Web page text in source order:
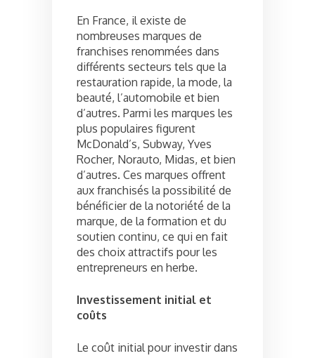
En France, il existe de
nombreuses marques de
franchises renommées dans
différents secteurs tels que la
restauration rapide, la mode, la
beauté, l’automobile et bien
d’autres. Parmi les marques les
plus populaires figurent
McDonald’s, Subway, Yves
Rocher, Norauto, Midas, et bien
d’autres. Ces marques offrent
aux franchisés la possibilité de
bénéficier de la notoriété de la
marque, de la formation et du
soutien continu, ce qui en fait
des choix attractifs pour les
entrepreneurs en herbe.
Investissement initial et
coûts
Le coût initial pour investir dans